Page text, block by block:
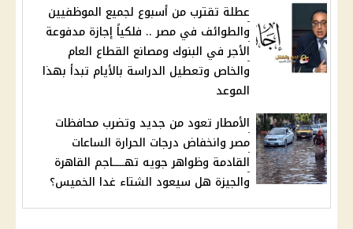
عطلة تقترب من أسبوع لجميع الموظفيين
والطوائف في مصر .. فلكياً إجازة مدفوعة
الأجر في البنوك ومصانع القطاع العام
والخاص وتعطيل الدراسة بالأيام تبدأ بهذا
الموعد
الأمطار تعود من جديد وتضرب محافظات
مصر وانخفاض درجات الحرارة الساعات
القادمة وظواهر جويه تهـــــاجم القاهرة
والجيزة هل سيعود الشتاء غدا الخميس؟